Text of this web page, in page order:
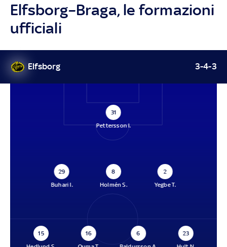
Elfsborg–Braga, le formazioni
ufficiali
Elfsborg 3-4-3
31
Pettersson I.
29
Buhari I.
8
Holmén S.
2
Yegbe T.
15
16
6
23